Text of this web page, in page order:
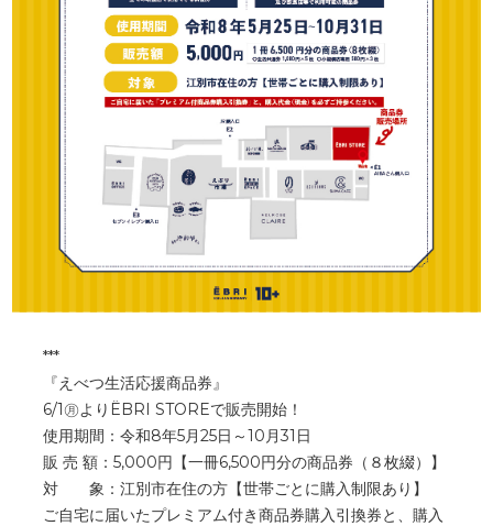
***
『えべつ生活応援商品券』
6/1㊊よりËBRI STOREで販売開始！
使用期間：令和8年5月25日～10月31日
販 売 額：5,000円【一冊6,500円分の商品券（８枚綴）】
対 象：江別市在住の方【世帯ごとに購入制限あり】
ご自宅に届いたプレミアム付き商品券購入引換券と、購入